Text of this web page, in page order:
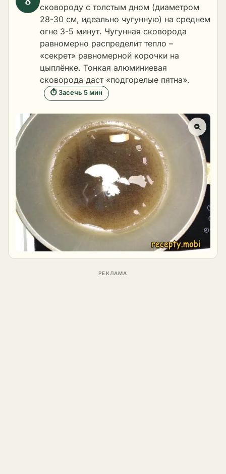
сковороду с толстым дном (диаметром
28-30 см, идеально чугунную) на среднем
огне 3-5 минут. Чугунная сковорода
равномерно распределит тепло –
«секрет» равномерной корочки на
цыплёнке. Тонкая алюминиевая
сковорода даст «подгорелые пятна».
⏱ Засечь 5 мин